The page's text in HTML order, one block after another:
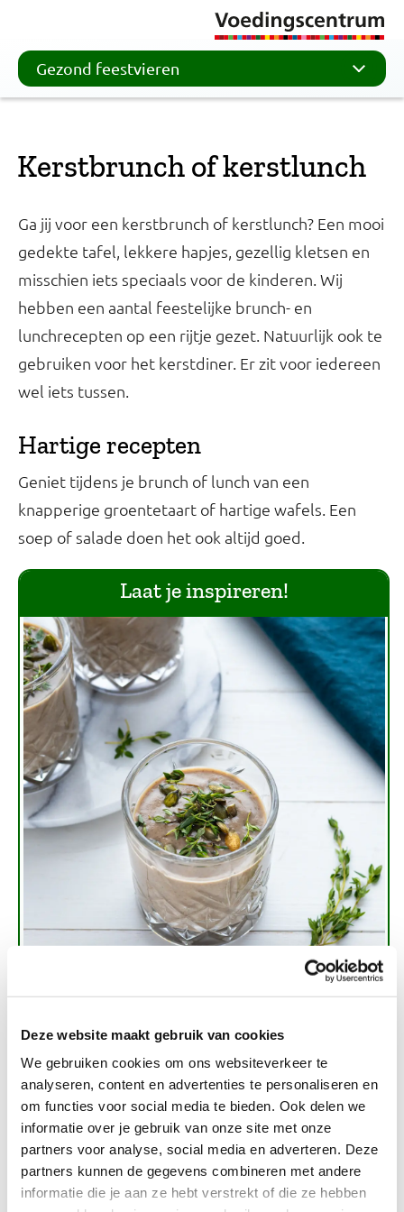
Deze website maakt gebruik van cookies
We gebruiken cookies om ons websiteverkeer te
analyseren, content en advertenties te personaliseren en
om functies voor social media te bieden. Ook delen we
informatie over je gebruik van onze site met onze
partners voor analyse, social media en adverteren. Deze
partners kunnen de gegevens combineren met andere
informatie die je aan ze hebt verstrekt of die ze hebben
Gezond feestvieren
Kerstbrunch of kerstlunch
Ga jij voor een kerstbrunch of kerstlunch? Een mooi
gedekte tafel, lekkere hapjes, gezellig kletsen en
misschien iets speciaals voor de kinderen. Wij
hebben een aantal feestelijke brunch- en
lunchrecepten op een rijtje gezet. Natuurlijk ook te
gebruiken voor het kerstdiner. Er zit voor iedereen
wel iets tussen.
Hartige recepten
Geniet tijdens je brunch of lunch van een
knapperige groentetaart of hartige wafels. Een
soep of salade doen het ook altijd goed.
Laat je inspireren!
Romige champignonsoep
> Naar het recept.